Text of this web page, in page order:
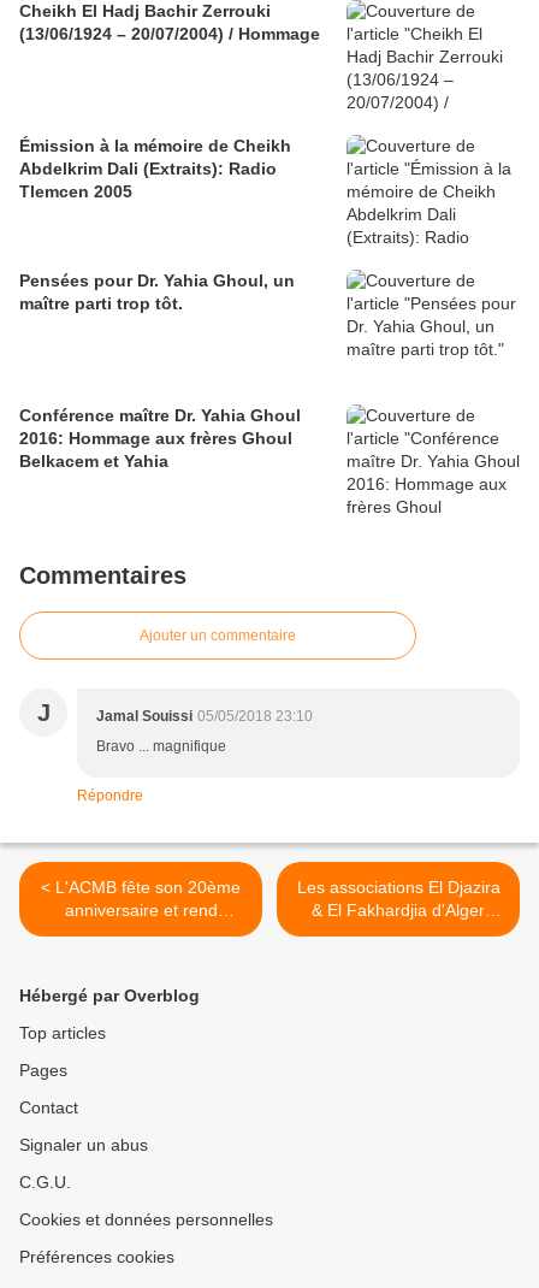
Cheikh El Hadj Bachir Zerrouki
(13/06/1924 – 20/07/2004) / Hommage
Émission à la mémoire de Cheikh
Abdelkrim Dali (Extraits): Radio
Tlemcen 2005
Pensées pour Dr. Yahia Ghoul, un
maître parti trop tôt.
Conférence maître Dr. Yahia Ghoul
2016: Hommage aux frères Ghoul
Belkacem et Yahia
Commentaires
Ajouter un commentaire
J Jamal Souissi 05/05/2018 23:10
Bravo ... magnifique
Répondre
< L'ACMB fête son 20ème
anniversaire et rend
hommage à Dr.Amine Kalfat
Les associations El Djazira
& El Fakhardjia d'Alger
rendent hommage à Cheikh
Hébergé par Overblog
Top articles
Pages
Contact
Signaler un abus
C.G.U.
Cookies et données personnelles
Préférences cookies